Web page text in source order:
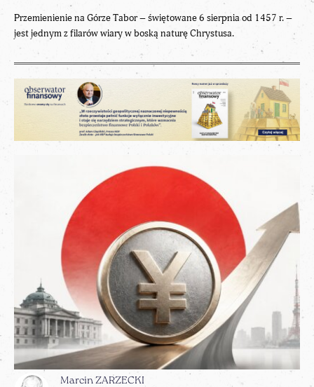
Przemienienie na Górze Tabor – świętowane 6 sierpnia od 1457 r. –
jest jednym z filarów wiary w boską naturę Chrystusa.
Marcin ZARZECKI